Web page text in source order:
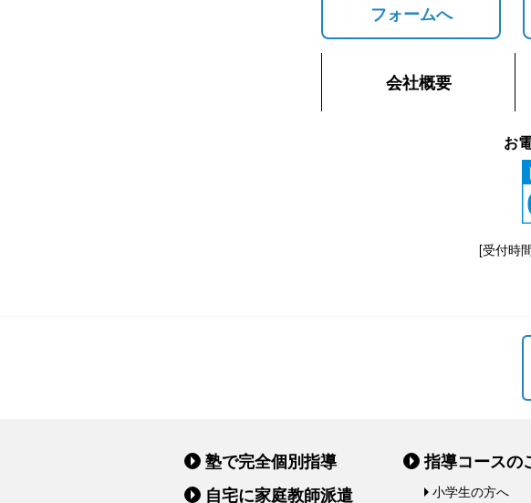
フォームへ
会社概要
お
[受付時
塾で完全個別指導
自宅に家庭教師派遣
指導コースの
小学生の方へ